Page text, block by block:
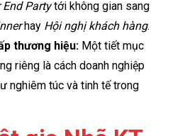
End Partytới không gian sang
hay Hội nghị khách hàng.
thương hiệu:Một tiết mục
riêng là cách doanh nghiệp
nghiêm túc và tinh tế trong